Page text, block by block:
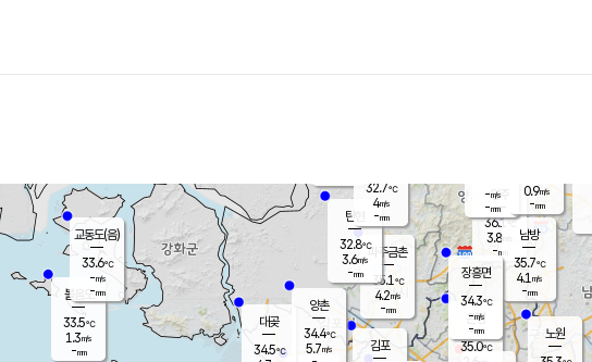
볼음도
33.5℃
1.3m/s
-mm
양주
36.1℃
3.8
-mm
파주금촌
35.1℃
4.2m/s
-mm
대곶
34.5℃
탄현
32.8℃
3.6m/s
-mm
김포
양촌
34.4℃
5.7m/s
은평
35.0℃
노원
남방
35.7℃
4.1 m/s
-mm
장흥면
34.3℃
-m/s
-mm
-m/s
-mm
교동도(음)
33.6℃
-m/s
-mm
32.7℃
4m/s
-mm
0.9m/s
-mm